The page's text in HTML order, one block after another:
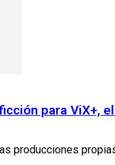
para ViX+,
producciones